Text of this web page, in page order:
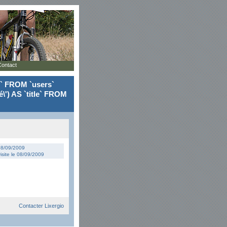
FROM `users`
AS `title` FROM
09/2009
le 08/09/2009
Contacter Lixergio